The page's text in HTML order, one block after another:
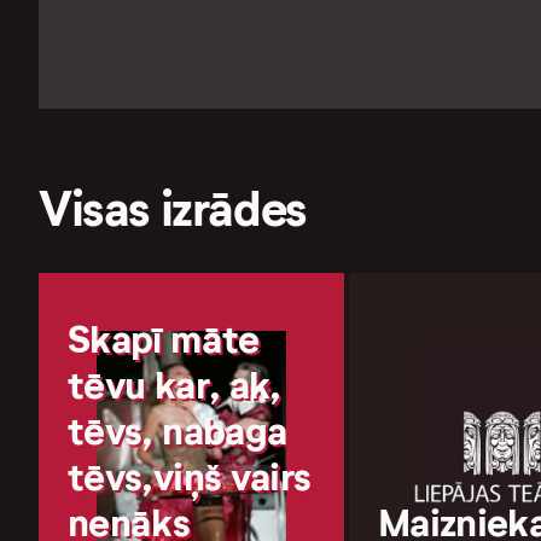
Visas izrādes
Skapī māte
tēvu kar, ak,
tēvs, nabaga
tēvs,viņš vairs
nenāks